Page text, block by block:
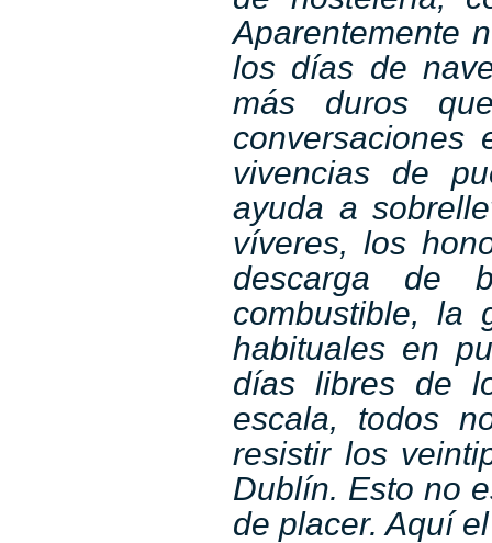
Aparentemente
los días de
más duros
conversaciones
vivencias de
ayuda a
víveres, los
descarga de
combustible, la
habituales en
días libres de
escala, todos
resistir los
Dublín. Esto no
de placer. Aquí